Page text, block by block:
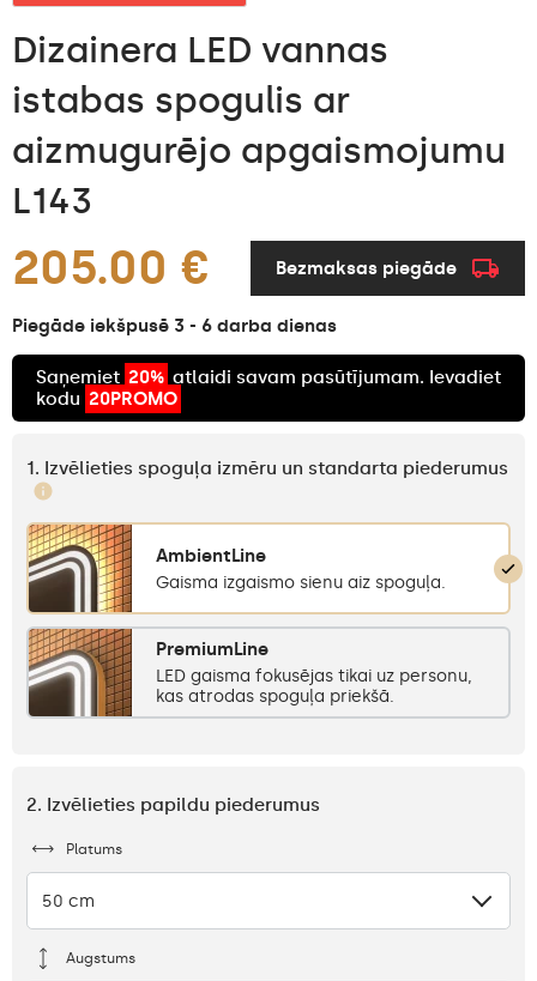
Dizainera LED vannas
istabas spogulis ar
aizmugurējo apgaismojumu
L143
205.00 € Bezmaksas piegāde
Piegāde iekšpusē 3 - 6 darba dienas
Saņemiet 20% atlaidi savam pasūtījumam. Ievadiet
kodu 20PROMO
1. Izvēlieties spoguļa izmēru un standarta piederumus
AmbientLine
Gaisma izgaismo sienu aiz spoguļa.
PremiumLine
LED gaisma fokusējas tikai uz personu,
kas atrodas spoguļa priekšā.
2. Izvēlieties papildu piederumus
Platums
50 cm
Augstums